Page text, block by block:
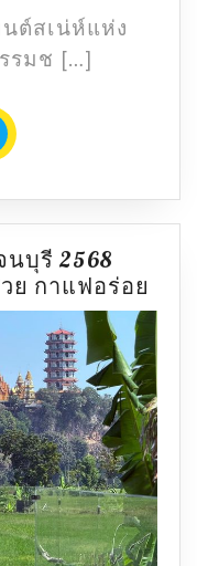
ต์สเน่ห์แห่ง
รมช […]
อ่าน
ต่อ
นบุรี 2568
ย กาแฟอร่อย
14
กา
บรร
ดี
ธรร
สวย
กา
อร่อ